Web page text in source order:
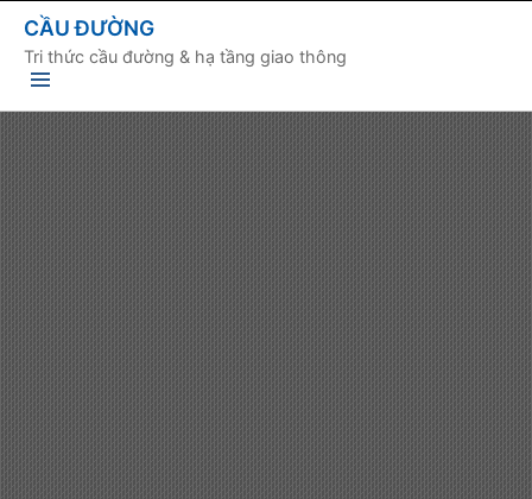
CẦU ĐƯỜNG
Tri thức cầu đường & hạ tầng giao thông